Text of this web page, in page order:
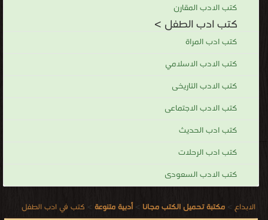
كتب الادب المقارن
كتب ادب الطفل >
كتب ادب المراة
كتب الادب الاسلامي
كتب الادب التاريخى
كتب الادب الاجتماعى
كتب ادب الحديث
كتب ادب الرحلات
كتب الادب السعودى
الابداع > مكتبة تحميل الكتب مجانا >أدبية متنوعة > كتب في ادب الطفل